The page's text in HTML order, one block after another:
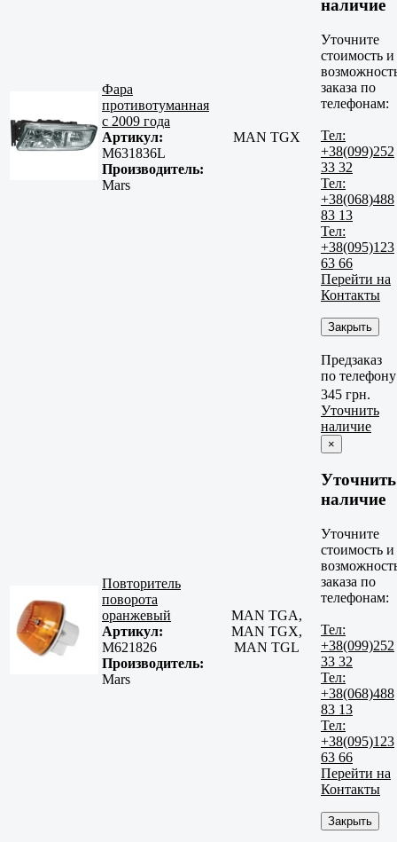
Фара
противотуманная
с 2009 года
Артикул:
M631836L
Производитель:
Mars
MAN TGX
наличие
Уточните
стоимость и
заказа по
телефонам:
Тел:
+38(099)252
33 32
Тел:
+38(068)488
83 13
Тел:
+38(095)123
63 66
Перейти на
Контакты
Закрыть
Предзаказ
по телефону
Повторитель
поворота
оранжевый
Артикул:
M621826
Производитель:
Mars
MAN TGA,
MAN TGX,
MAN TGL
345 грн.
Уточнить
наличие
×
Уточнить
наличие
Уточните
стоимость и
заказа по
телефонам:
Тел:
+38(099)252
33 32
Тел:
+38(068)488
83 13
Тел:
+38(095)123
63 66
Перейти на
Контакты
Закрыть